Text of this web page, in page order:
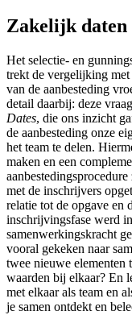
Zakelijk daten
Het selectie- en
trekt de vergelijking met
van de aanbesteding
detail daarbij: deze
Dates, die ons inzicht
de aanbesteding onze
het team te delen.
maken en een
met de inschrijvers
relatie tot de opgave en
inschrijvingsfase werd
samenwerkingskracht
vooral gekeken naar
twee nieuwe elementen
waarden bij elkaar? En
met elkaar als team en
je samen ontdekt en